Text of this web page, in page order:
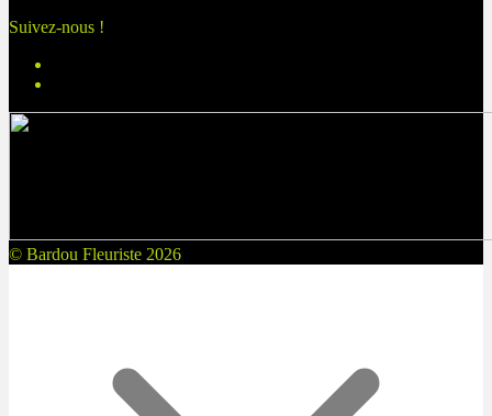
Suivez-nous !
© Bardou Fleuriste 2026